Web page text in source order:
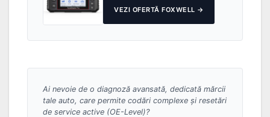
VEZI OFERTĂ FOXWELL →
Ai nevoie de o diagnoză avansată, dedicată mărcii
tale auto, care permite codări complexe și resetări
de service active (OE-Level)?